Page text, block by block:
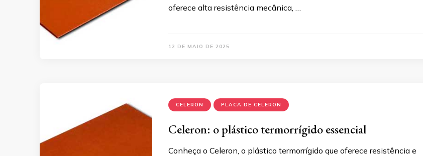
oferece alta resistência mecânica, …
12 DE MAIO DE 2025
CELERON PLACA DE CELERON
Celeron: o plástico termorrígido essencial
Conheça o Celeron, o plástico termorrígido que oferece resistência e